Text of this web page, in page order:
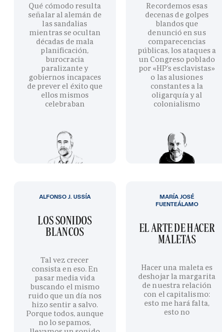
Qué cómodo resulta
señalar al alemán de
las sandalias
mientras se ocultan
décadas de mala
planificación,
burocracia
paralizante y
gobiernos incapaces
de prever el éxito que
ellos mismos
celebraban
Recordemos esas
decenas de golpes
blandos que
denunció en sus
comparecencias
públicas, los ataques a
un Congreso poblado
por «HP’s esclavistas»
o las alusiones
constantes a la
oligarquía y al
colonialismo
LOS SONIDOS
BLANCOS
Tal vez crecer
consista en eso. En
pasar media vida
buscando el mismo
ruido que un día nos
hizo sentir a salvo.
Porque todos, aunque
no lo sepamos,
ALFONSO J. USSÍA
EL ARTE DE HACER
MALETAS
Hacer una maleta es
deshojar la margarita
de nuestra relación
con el capitalismo:
esto me hará falta,
esto no
MARÍA JOSÉ
FUENTEÁLAMO